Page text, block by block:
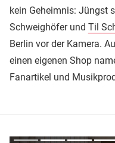
kein Geheimnis: Jüngst
Schweighöfer und Til
Berlin vor der Kamera.
einen eigenen Shop
Fanartikel und